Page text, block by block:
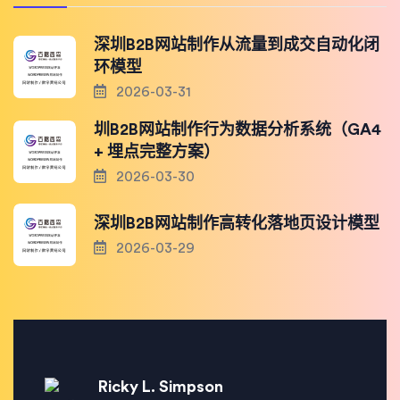
深圳B2B网站制作从流量到成交自动化闭
环模型
2026-03-31
圳B2B网站制作行为数据分析系统（GA4
+ 埋点完整方案）
2026-03-30
深圳B2B网站制作高转化落地页设计模型
2026-03-29
Ricky L. Simpson